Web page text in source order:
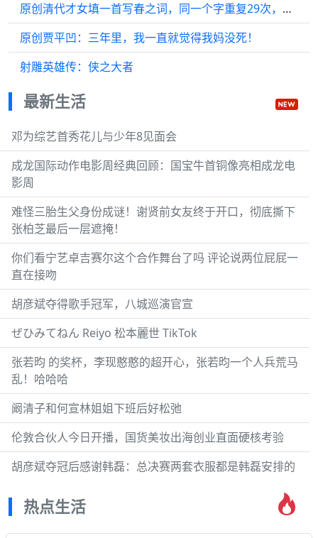
原创清代才女填一首写春之词，同一个字重复29次，胡适直接质疑是伪作
原创贾平凹：三年里，我一直就觉得我妈没死！
射雕英雄传：侠之大者
最新生活
邓为综艺首秀花儿与少年8见面会
成龙国际动作电影周经典回顾：国宝牛首铜像亮相成龙电
影周
难怪三胎生父身份成谜！谢贤前女友终于开口，彻底撕下
张柏芝最后一层遮掩！
你们看宁艺卓吉赛尔这个合作舞台了吗 评论说两位屁屁一
直在接吻
胡彦斌夺得歌手冠军，八城巡演官宣
ぜひみてねん Reiyo 松本麗世 TikTok
张若昀 的奖杯，李现憨憨的超开心，张若昀一个人兵荒马
乱！哈哈哈
阚清子和何宣林姐姐下班后好松弛
伦敦合伙人今日开播，国货美妆出海创业直面硬核考验
胡彦斌夺冠后感谢韩磊：总决赛两套衣服都是韩磊安排的
热点生活